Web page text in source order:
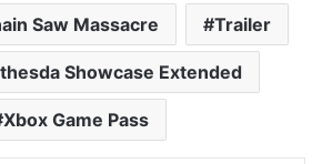
Saw Massacre Trailer
Showcase Extended
Xbox Game Pass